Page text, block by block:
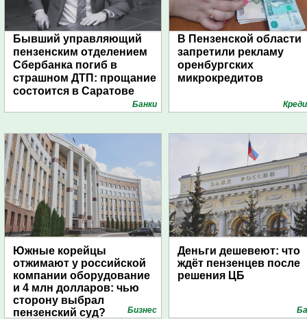
Бывший управляющий
пензенским отделением
Сбербанка погиб в
страшном ДТП: прощание
состоится в Саратове
Банки
В Пензенской области
запретили рекламу
оренбургских
микрокредитов
Южные корейцы
отжимают у российской
компании оборудование
и 4 млн долларов: чью
сторону выбрал
пензенский суд?
Бизнес
Деньги дешевеют: что
ждёт пензенцев после
решения ЦБ